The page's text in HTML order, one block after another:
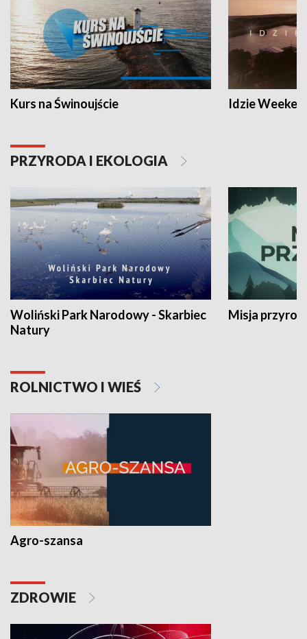
Kurs na Świnoujście Idzie
PRZYRODA I EKOLOGIA
Woliński Park Narodowy - Skarbiec
Natury
Misja
ROLNICTWO I WIEŚ
Agro-szansa
ZDROWIE